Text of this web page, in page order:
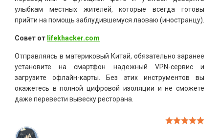
улыбкам местных жителей, которые всегда готовы
прийти на помощь заблудившемуся лаоваю (иностранцу).
Совет от lifekhacker.com
Отправляясь в материковый Китай, обязательно заранее
установите на смартфон надежный VPN-сервис и
загрузите офлайн-карты. Без этих инструментов вы
окажетесь в полной цифровой изоляции и не сможете
даже перевести вывеску ресторана.